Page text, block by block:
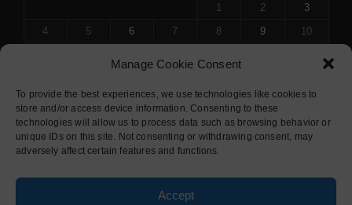
Manage Cookie Consent
To provide the best experiences, we use technologies like cookies to
store and/or access device information. Consenting to these
technologies will allow us to process data such as browsing behavior or
unique IDs on this site. Not consenting or withdrawing consent, may
adversely affect certain features and functions.
Accept
1 2
3
4
5 6 7 8 9
10
27 28 30
« Feb
Apr »
DESIGNED BYORANGE-THEMES.COM